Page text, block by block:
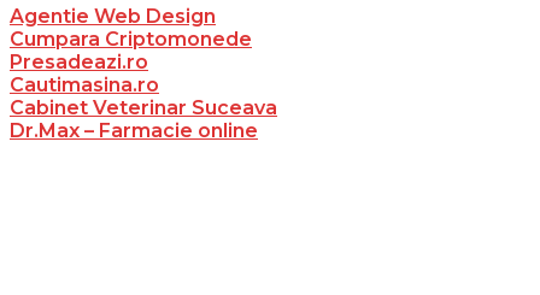
Agentie Web Design
Cumpara Criptomonede
Presadeazi.ro
Cautimasina.ro
Cabinet Veterinar Suceava
Dr.Max – Farmacie online